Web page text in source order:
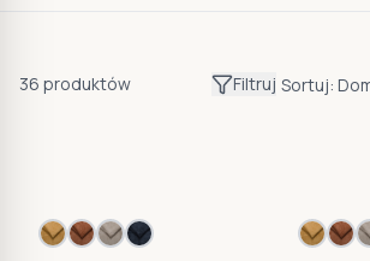
36 produktów Filtruj